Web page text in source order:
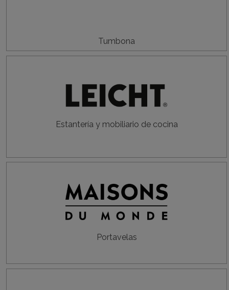
Tumbona
Estantería y mobiliario de cocina
Portavelas